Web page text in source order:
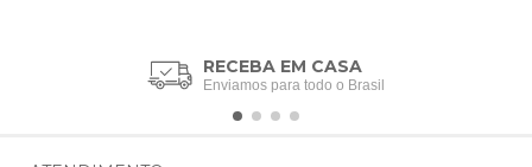
RECEBA EM CASA
Enviamos para todo o Brasil